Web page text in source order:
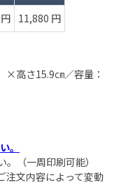
11,880 円
×高さ15.9㎝／容量：
。
（一周印刷可能）
注文内容によって変動